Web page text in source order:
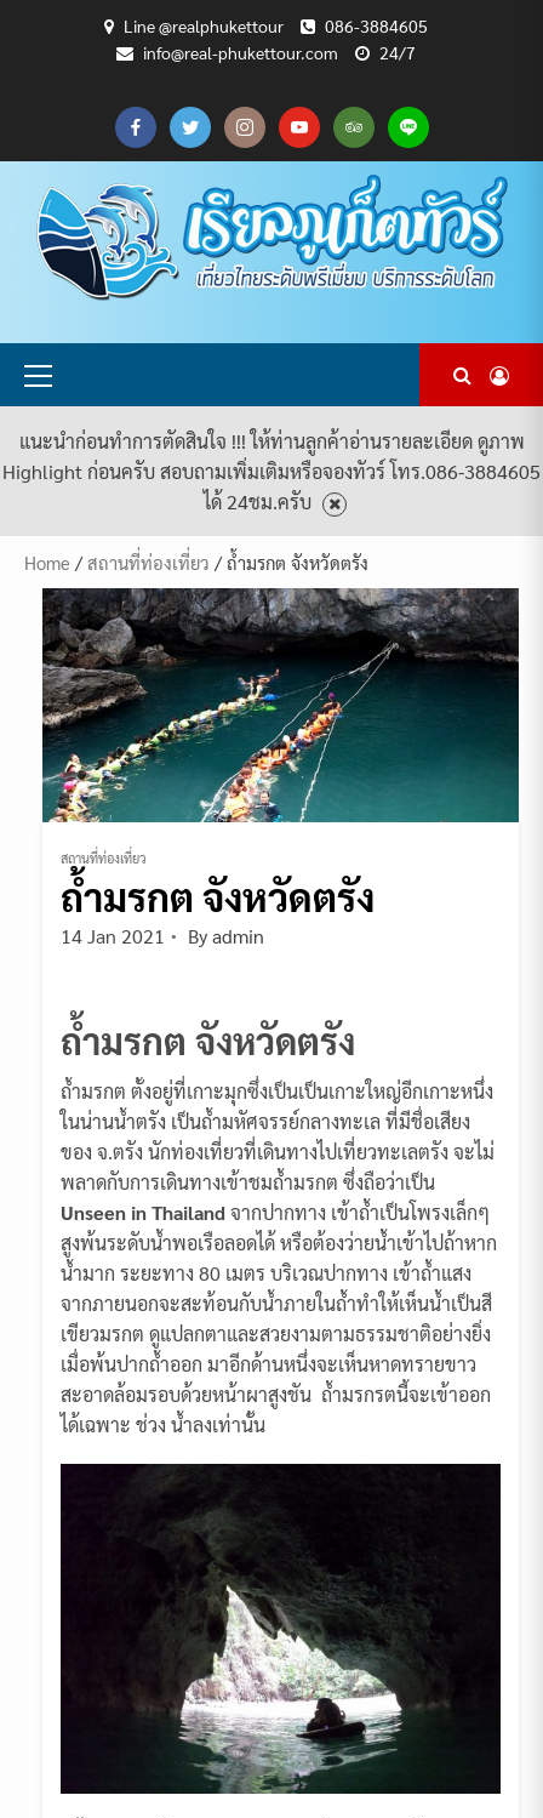
Line @realphukettour
086-3884605
info@real-phukettour.com
24/7
CART
CHECKOUT
MY
ACCOUNT
SAMPLE
PAGE
ทัวร์
ทั้งหมด
บทความ
ท่อง
เที่ยว
ยินดี
ต้อนรับ
สู่
PHUKET
TOUR
เกี่ยว
กับ
เรา
แพ็คเกจ
ทัวร์
ทั้งหมด
Primary
แนะนำก่อนทำการตัดสินใจ !!! ให้ท่านลูกค้าอ่านรายละเอียด ดูภาพ
Highlight ก่อนครับ สอบถามเพิ่มเติมหรือจองทัวร์ โทร.086-3884605
ได้ 24ชม.ครับ
Home /สถานที่ท่องเที่ยว / ถ้ำมรกต จังหวัดตรัง
สถานที่ท่องเที่ยว
ถ้ำมรกต จังหวัดตรัง
14 Jan 2021 Byadmin
ถ้ำมรกต จังหวัดตรัง
ถ้ำมรกต ตั้งอยู่ที่เกาะมุกซึ่งเป็นเป็นเกาะใหญ่อีกเกาะหนึ่ง
ในน่านน้ำตรัง เป็นถ้ำมหัศจรรย์กลางทะเล ที่มีชื่อเสียง
ของ จ.ตรัง นักท่องเที่ยวที่เดินทางไปเที่ยวทะเลตรัง จะไม่
พลาดกับการเดินทางเข้าชมถ้ำมรกต ซึ่งถือว่าเป็น
Unseen in Thailand จากปากทาง เข้าถ้ำเป็นโพรงเล็กๆ
สูงพ้นระดับน้ำพอเรือลอดได้ หรือต้องว่ายน้ำเข้าไปถ้าหาก
น้ำมาก ระยะทาง 80 เมตร บริเวณปากทาง เข้าถ้ำแสง
จากภายนอกจะสะท้อนกับน้ำภายในถ้ำทำให้เห็นน้ำเป็นสี
เขียวมรกต ดูแปลกตาและสวยงามตามธรรมชาติอย่างยิ่ง
เมื่อพ้นปากถ้ำออก มาอีกด้านหนึ่งจะเห็นหาดทรายขาว
สะอาดล้อมรอบด้วยหน้าผาสูงชัน ถ้ำมรกรตนี้จะเข้าออก
ได้เฉพาะ ช่วง น้ำลงเท่านั้น